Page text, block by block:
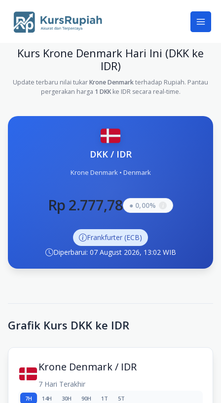
content
Kurs Krone Denmark Hari Ini (DKK ke
IDR)
Update terbaru nilai tukarKrone Denmarkterhadap Rupiah. Pantau
pergerakan harga 1 DKKke IDR secara real-time.
DKK / IDR
Krone Denmark • Denmark
Rp 2.777,78 ● 0,00%
Frankfurter (ECB)
Diperbarui: 07 August 2026, 13:02 WIB
Grafik Kurs DKK ke IDR
Krone Denmark / IDR
7 Hari Terakhir
7H 14H 30H 90H 1T 5T